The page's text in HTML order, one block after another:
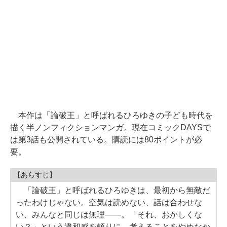
本作は「論破王」と呼ばれるひろゆきの子ども時代を
描く半ノンフィクションマンガ。現在コミックDAYSで
は第3話も公開されている。購読には80ポイントが必
要。
【あらすじ】
「論破王」と呼ばれるひろゆきは、最初から無敵だ
ったわけじゃない。空気は読めない、話は合わせな
い、みんなと同じは無理――。「それ、おかしくな